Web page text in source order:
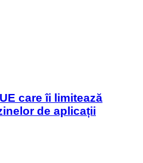
care îi limitează
de aplicații